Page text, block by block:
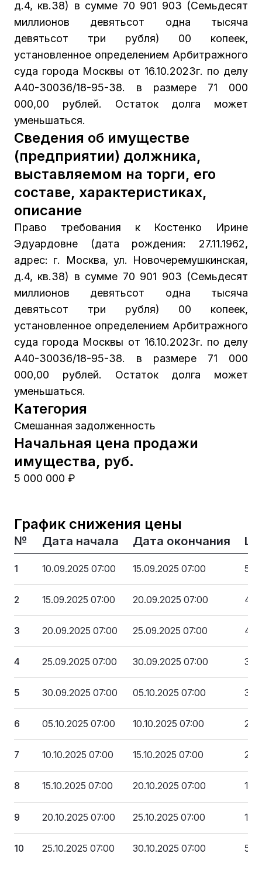
д.4, кв.38) в сумме 70 901 903 (Семьдесят
миллионов девятьсот одна тысяча
девятьсот три рубля) 00 копеек,
установленное определением Арбитражного
суда города Москвы от 16.10.2023г. по делу
А40-30036/18-95-38. в размере 71 000
000,00 рублей. Остаток долга может
уменьшаться.
Сведения об имуществе
(предприятии) должника,
выставляемом на торги, его
составе, характеристиках,
описание
Право требования к Костенко Ирине
Эдуардовне (дата рождения: 27.11.1962,
адрес: г. Москва, ул. Новочеремушкинская,
д.4, кв.38) в сумме 70 901 903 (Семьдесят
миллионов девятьсот одна тысяча
девятьсот три рубля) 00 копеек,
установленное определением Арбитражного
суда города Москвы от 16.10.2023г. по делу
А40-30036/18-95-38. в размере 71 000
000,00 рублей. Остаток долга может
уменьшаться.
Категория
Смешанная задолженность
Начальная цена продажи
имущества, руб.
5 000 000 ₽
График снижения цены
№ Дата начала Дата окончания
1 10.09.2025 07:00 15.09.2025 07:00 5
2 15.09.2025 07:00 20.09.2025 07:00 4
3 20.09.2025 07:00 25.09.2025 07:00 4
4 25.09.2025 07:00 30.09.2025 07:00 3
5 30.09.2025 07:00 05.10.2025 07:00 3
6 05.10.2025 07:00 10.10.2025 07:00 2
7 10.10.2025 07:00 15.10.2025 07:00 2
8 15.10.2025 07:00 20.10.2025 07:00 1
9 20.10.2025 07:00 25.10.2025 07:00 1
10 25.10.2025 07:00 30.10.2025 07:00